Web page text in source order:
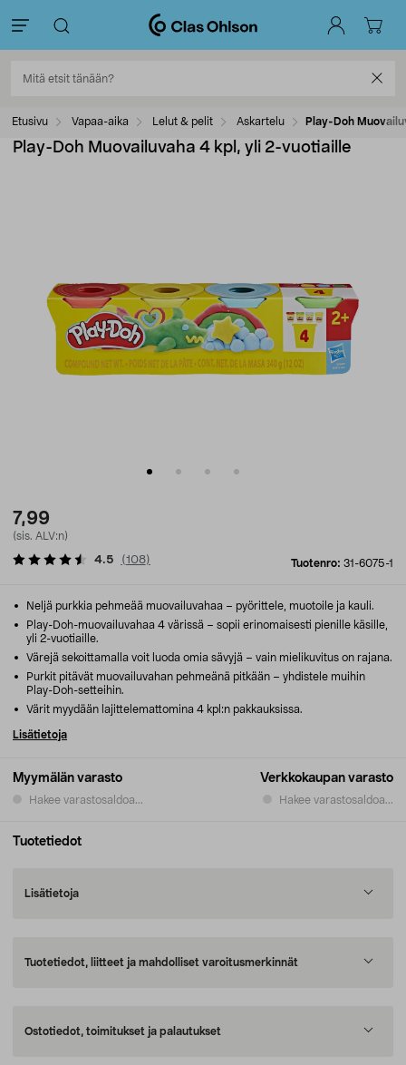
Etusivu Vapaa-aika Lelut & pelit Askartelu Play-Doh
Play-Doh Muovailuvaha 4 kpl, yli 2-vuotiaille
7,99
(sis. ALV:n)
Tuotenro: 31-6075-1
4.5 (108)
Myymälän varasto
Hakee varastosaldoa...
Verkkokaupan varasto
Hakee varastosaldoa...
Neljä purkkia pehmeää muovailuvahaa – pyörittele, muotoile ja kauli.
Play-Doh-muovailuvahaa 4 värissä – sopii erinomaisesti pienille käsille,
yli 2-vuotiaille.
Värejä sekoittamalla voit luoda omia sävyjä – vain mielikuvitus on rajana.
Purkit pitävät muovailuvahan pehmeänä pitkään – yhdistele muihin
Play-Doh-setteihin.
Värit myydään lajittelemattomina 4 kpl:n pakkauksissa.
Lisätietoja
Tuotetiedot
Lisätietoja
Tuotetiedot, liitteet ja mahdolliset varoitusmerkinnät
Ostotiedot, toimitukset ja palautukset